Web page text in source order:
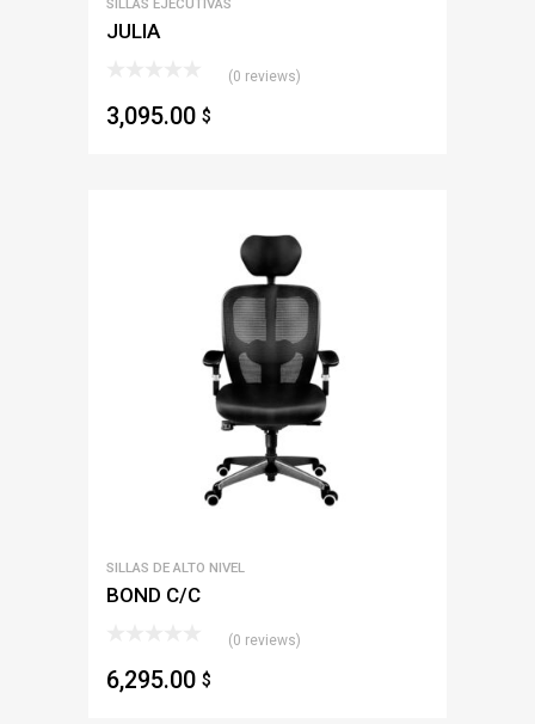
JULIA
(0 reviews)
3,095.00 $
SILLAS DE ALTO NIVEL
BOND C/C
(0 reviews)
6,295.00 $